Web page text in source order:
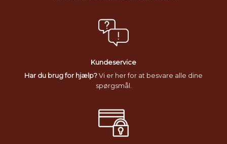
Kundeservice
Har du brug for hjælp? Vi er her for at besvare alle dine
spørgsmål.